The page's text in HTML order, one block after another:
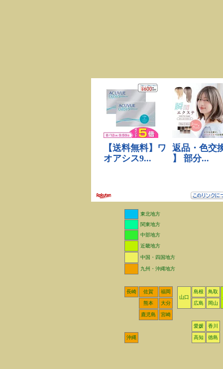
東北地方
関東地方
中部地方
近畿地方
中国・四国地方
九州・沖縄地方
長崎 佐賀
福岡
山口
島根
鳥取
熊本
大分 広島 岡山
鹿児島 宮崎
愛媛 香川
沖縄 高知 徳島